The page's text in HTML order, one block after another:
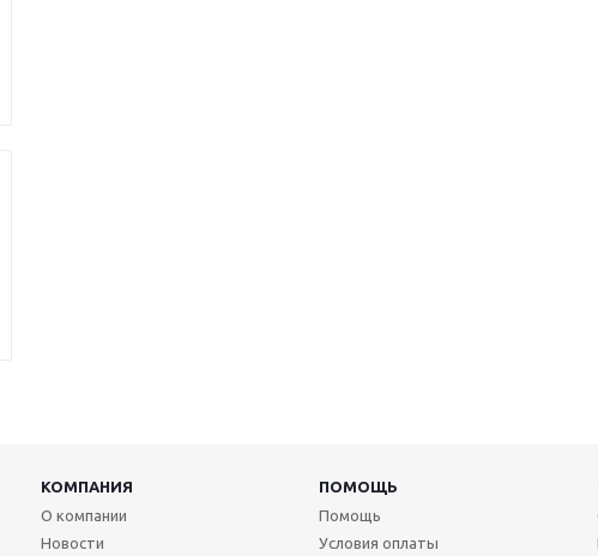
КОМПАНИЯ ПОМОЩЬ
О компании
Новости
Помощь
Условия оплаты